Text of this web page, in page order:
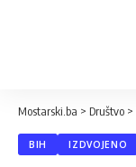
Mostarski.ba > Društvo >
BIH IZDVOJENO